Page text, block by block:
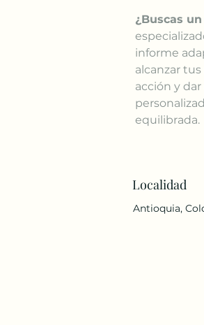
¿Buscas
informe
alcanzar
acción y
equilibrada.
Localidad
Antioquia,